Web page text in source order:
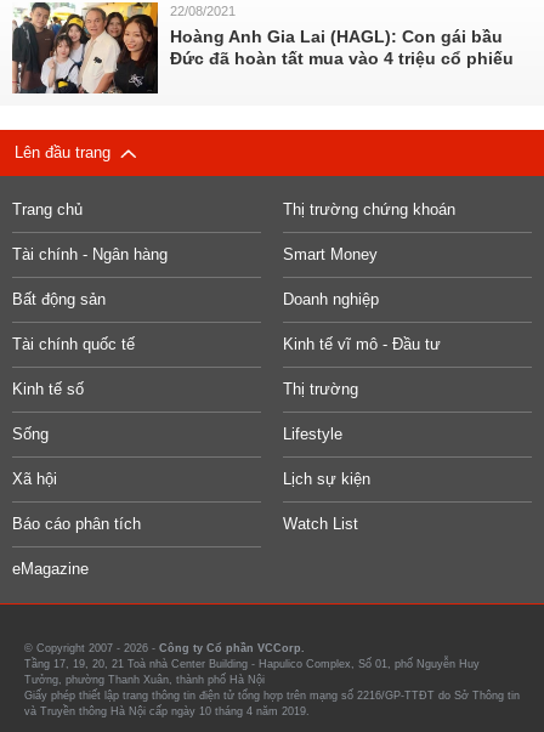
22/08/2021
Hoàng Anh Gia Lai (HAGL): Con gái bầu
Đức đã hoàn tất mua vào 4 triệu cổ phiếu
Lên đầu trang
Trang chủ Thị trường chứng khoán
Tài chính - Ngân hàng Smart Money
Bất động sản Doanh nghiệp
Tài chính quốc tế Kinh tế vĩ mô - Đầu tư
Kinh tế số Thị trường
Sống Lifestyle
Xã hội Lịch sự kiện
Báo cáo phân tích Watch List
eMagazine
© Copyright 2007 - 2026 - Công ty Cổ phần VCCorp.
Tầng 17, 19, 20, 21 Toà nhà Center Building - Hapulico Complex, Số 01, phố Nguyễn Huy
Tưởng, phường Thanh Xuân, thành phố Hà Nội
Giấy phép thiết lập trang thông tin điện tử tổng hợp trên mạng số 2216/GP-TTĐT do Sở Thông tin
và Truyền thông Hà Nội cấp ngày 10 tháng 4 năm 2019.